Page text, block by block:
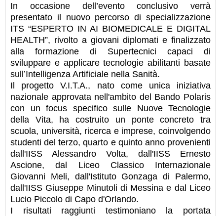
In occasione dell’evento conclusivo verrà
presentato il nuovo percorso di specializzazione
ITS “ESPERTO IN AI BIOMEDICALE E DIGITAL
HEALTH”, rivolto a giovani diplomati e finalizzato
alla formazione di Supertecnici capaci di
sviluppare e applicare tecnologie abilitanti basate
sull’Intelligenza Artificiale nella Sanità.
Il progetto V.I.T.A., nato come unica iniziativa
nazionale approvata nell'ambito del Bando Polaris
con un focus specifico sulle Nuove Tecnologie
della Vita, ha costruito un ponte concreto tra
scuola, università, ricerca e imprese, coinvolgendo
studenti del terzo, quarto e quinto anno provenienti
dall'IISS Alessandro Volta, dall'IISS Ernesto
Ascione, dal Liceo Classico Internazionale
Giovanni Meli, dall'Istituto Gonzaga di Palermo,
dall'IISS Giuseppe Minutoli di Messina e dal Liceo
Lucio Piccolo di Capo d'Orlando.
I risultati raggiunti testimoniano la portata